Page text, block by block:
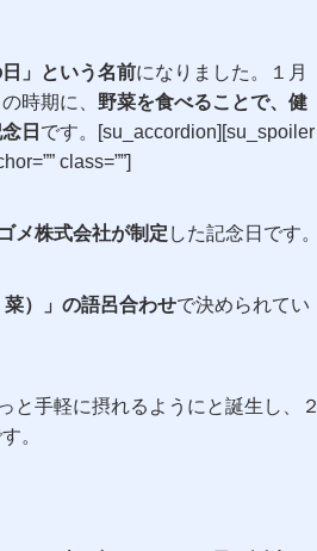
」という名前になりました。１月
時期に、 野菜を食べることで、健
日 です。[su_accordion][su_spoiler
class=””]
メ株式会社が制定 した記念日です。
菜）」の語呂合わせで決められてい
と手軽に摂れるようにと誕生し、２
。